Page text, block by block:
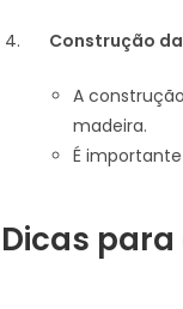
Construção
A
madeira.
É
Dicas